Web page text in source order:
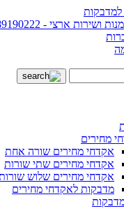
ושירות ארצי -
מחירים
אקדחי מחירים שורה אחת
אקדחי מחירים שתי שורות
אקדחי מחירים שלוש
מדבקות לאקדחי מחירים